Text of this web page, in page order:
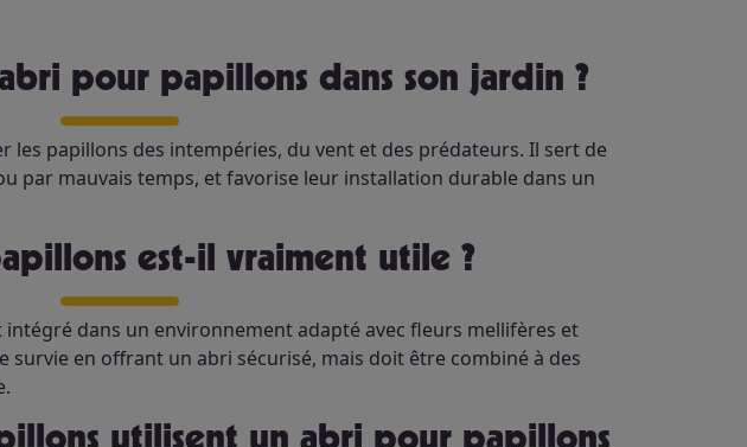
pour papillons dans son jardin ?
papillons des intempéries, du vent et des prédateurs. Il sert de
par mauvais temps, et favorise leur installation durable dans un
est-il vraiment utile ?
intégré dans un environnement adapté avec fleurs mellifères et
survie en offrant un abri sécurisé, mais doit être combiné à des